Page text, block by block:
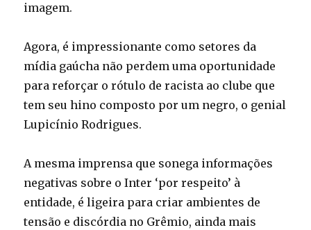
imagem.
Agora, é impressionante como setores da
mídia gaúcha não perdem uma oportunidade
para reforçar o rótulo de racista ao clube que
tem seu hino composto por um negro, o genial
Lupicínio Rodrigues.
A mesma imprensa que sonega informações
negativas sobre o Inter ‘por respeito’ à
entidade, é ligeira para criar ambientes de
tensão e discórdia no Grêmio, ainda mais